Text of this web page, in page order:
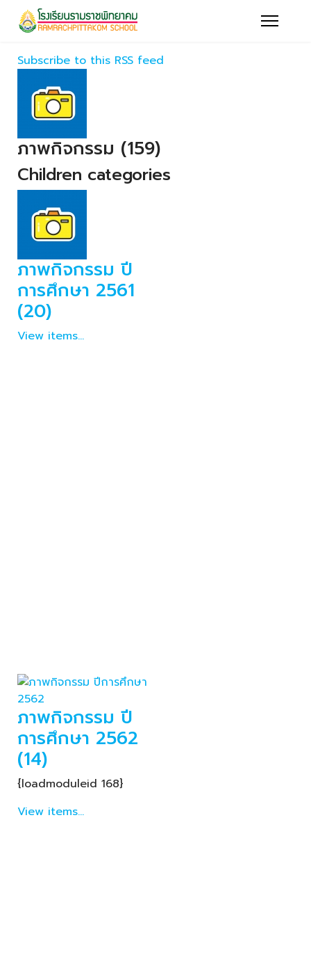
Subscribe to this RSS feed
ภาพกิจกรรม (159)
Children categories
ภาพกิจกรรม ปี
การศึกษา 2561
(20)
View items...
ภาพกิจกรรม ปี
การศึกษา 2562
(14)
{loadmoduleid 168}
View items...